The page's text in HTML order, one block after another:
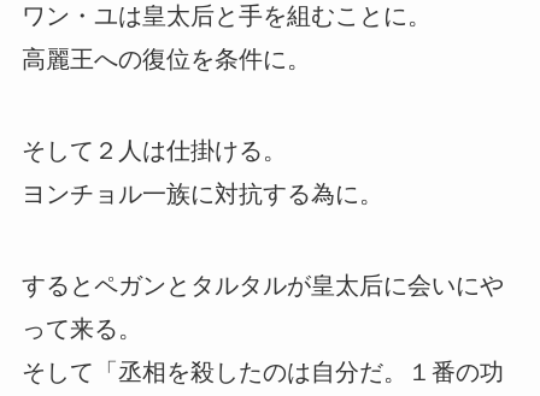
ワン・ユは皇太后と手を組むことに。
高麗王への復位を条件に。
そして２人は仕掛ける。
ヨンチョル一族に対抗する為に。
するとペガンとタルタルが皇太后に会いにや
って来る。
そして「丞相を殺したのは自分だ。１番の功